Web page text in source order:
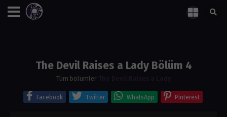
The Devil Raises a Lady Bölüm 4
Tüm bölümler The Devil Raises a Lady
Facebook Twitter WhatsApp Pinterest